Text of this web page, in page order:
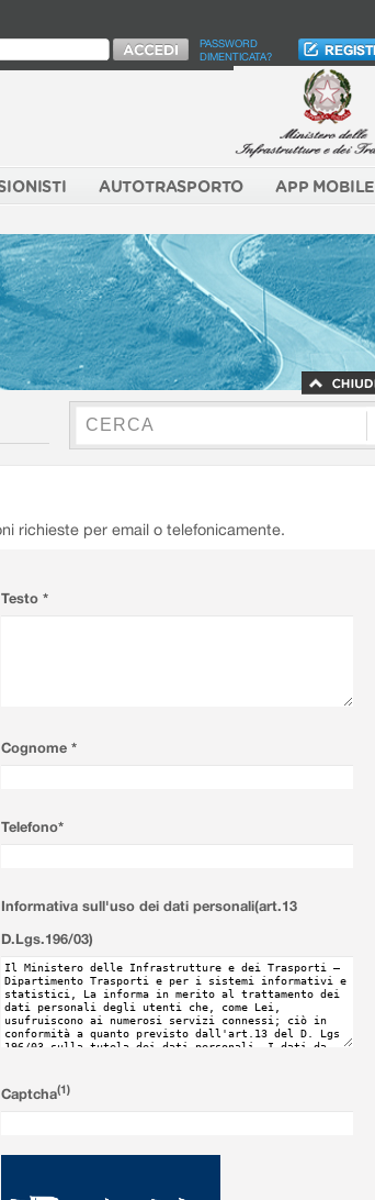
PASSWORD
DIMENTICATA?
AUTOTRASPORTO APP MOBILE
richieste per email o telefonicamente.
Testo *
Cognome *
Telefono*
Informativa sull'uso dei dati personali(art.13
D.Lgs.196/03)
Captcha(1)